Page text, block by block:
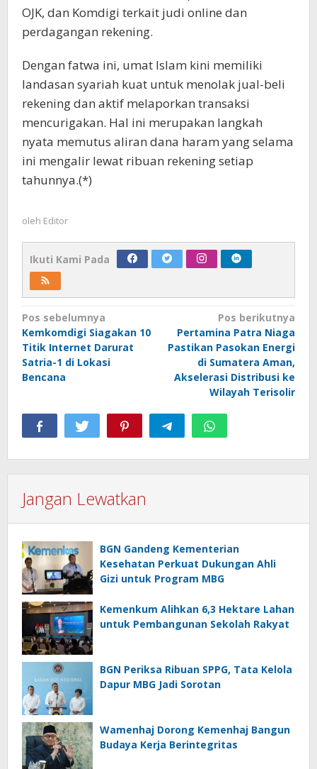
OJK, dan Komdigi terkait judi online dan
perdagangan rekening.
Dengan fatwa ini, umat Islam kini memiliki
landasan syariah kuat untuk menolak jual-beli
rekening dan aktif melaporkan transaksi
mencurigakan. Hal ini merupakan langkah
nyata memutus aliran dana haram yang selama
ini mengalir lewat ribuan rekening setiap
tahunnya.(*)
oleh Editor
Ikuti Kami Pada
Navigasi
pos
Pos sebelumnya
Kemkomdigi Siagakan 10
Titik Internet Darurat
Satria-1 di Lokasi
Bencana
Pos berikutnya
Pertamina Patra Niaga
Pastikan Pasokan Energi
di Sumatera Aman,
Akselerasi Distribusi ke
Wilayah Terisolir
Jangan Lewatkan
BGN Gandeng Kementerian
Kesehatan Perkuat Dukungan Ahli
Gizi untuk Program MBG
Kemenkum Alihkan 6,3 Hektare Lahan
untuk Pembangunan Sekolah Rakyat
BGN Periksa Ribuan SPPG, Tata Kelola
Dapur MBG Jadi Sorotan
Wamenhaj Dorong Kemenhaj Bangun
Budaya Kerja Berintegritas